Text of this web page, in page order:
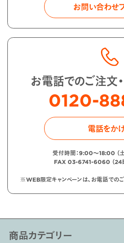
お問い合わせ
お電話でのご注文
0120-
電話をか
受付時間：9:00〜18:00 （土
FAX 03-6741-6060 （24
※WEB限定キャンペーンは、お電話での
商品カテゴリー